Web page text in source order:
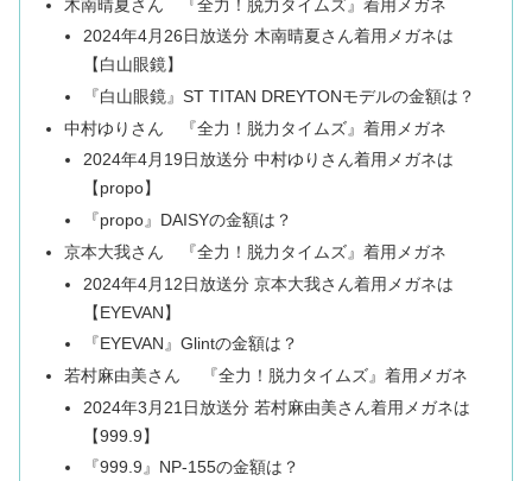
木南晴夏さん 『全力！脱力タイムズ』着用メガネ
2024年4月26日放送分 木南晴夏さん着用メガネは
【白山眼鏡】
『白山眼鏡』ST TITAN DREYTONモデルの金額は？
中村ゆりさん 『全力！脱力タイムズ』着用メガネ
2024年4月19日放送分 中村ゆりさん着用メガネは
【propo】
『propo』DAISYの金額は？
京本大我さん 『全力！脱力タイムズ』着用メガネ
2024年4月12日放送分 京本大我さん着用メガネは
【EYEVAN】
『EYEVAN』Glintの金額は？
若村麻由美さん 『全力！脱力タイムズ』着用メガネ
2024年3月21日放送分 若村麻由美さん着用メガネは
【999.9】
『999.9』NP-155の金額は？